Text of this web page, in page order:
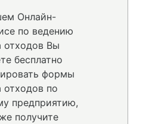
Онлайн-
по ведению
отходов Вы
бесплатно
формы
отходов по
предприятию,
получите